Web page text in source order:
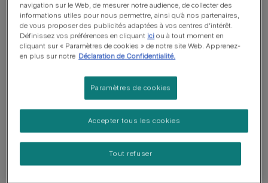
navigation sur le Web, de mesurer notre audience, de collecter des
informations utiles pour nous permettre, ainsi qu’à nos partenaires,
de vous proposer des publicités adaptées à vos centres d’intérêt.
Définissez vos préférences en cliquant ici ou à tout moment en
cliquant sur « Paramètres de cookies » de notre site Web. Apprenez-
en plus sur notre Déclaration de Confidentialité.
Paramètres de cookies
Tout refuser
Accepter tous les cookies